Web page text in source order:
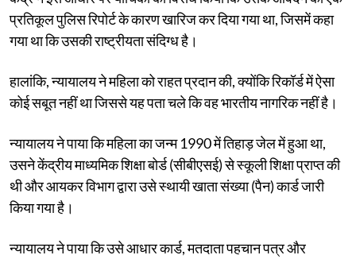
प्रतिकूल पुलिस रिपोर्ट के कारण खारिज कर दिया गया था, जिसमें कहा
गया था कि उसकी राष्ट्रीयता संदिग्ध है।
हालांकि, न्यायालय ने महिला को राहत प्रदान की, क्योंकि रिकॉर्ड में ऐसा
कोई सबूत नहीं था जिससे यह पता चले कि वह भारतीय नागरिक नहीं है।
न्यायालय ने पाया कि महिला का जन्म 1990 में तिहाड़ जेल में हुआ था,
उसने केंद्रीय माध्यमिक शिक्षा बोर्ड (सीबीएसई) से स्कूली शिक्षा प्राप्त की
थी और आयकर विभाग द्वारा उसे स्थायी खाता संख्या (पैन) कार्ड जारी
किया गया है।
न्यायालय ने पाया कि उसे आधार कार्ड, मतदाता पहचान पत्र और